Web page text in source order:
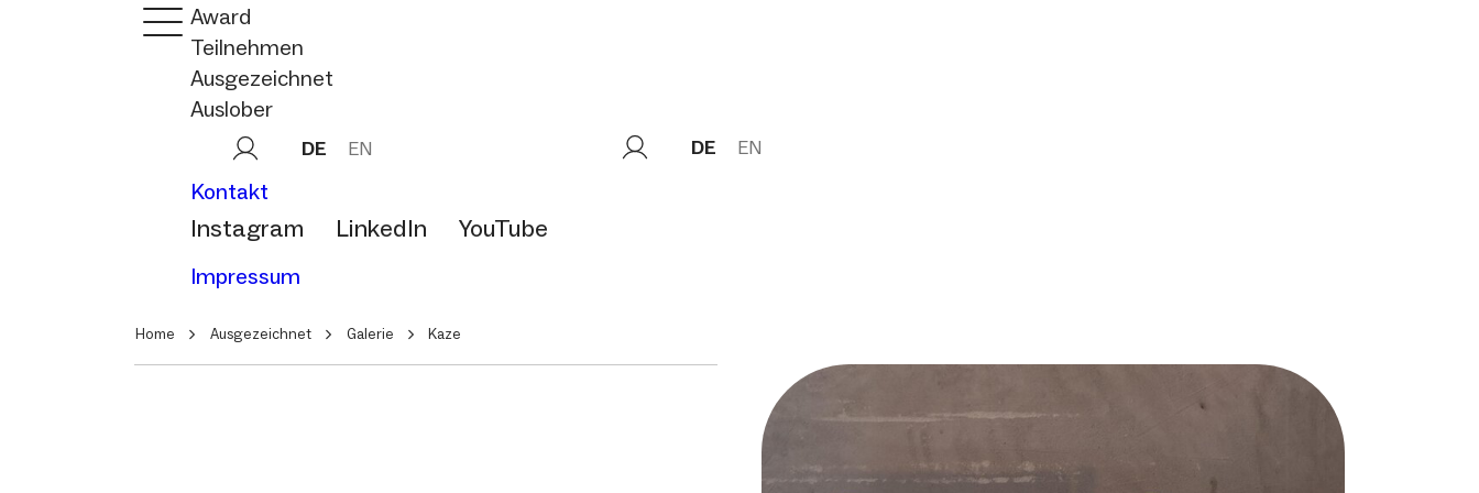
Award
Teilnehmen
Ausgezeichnet
Auslober
DE EN
Kontakt
Instagram LinkedIn YouTube
Impressum
DE EN
Home Ausgezeichnet Galerie Kaze